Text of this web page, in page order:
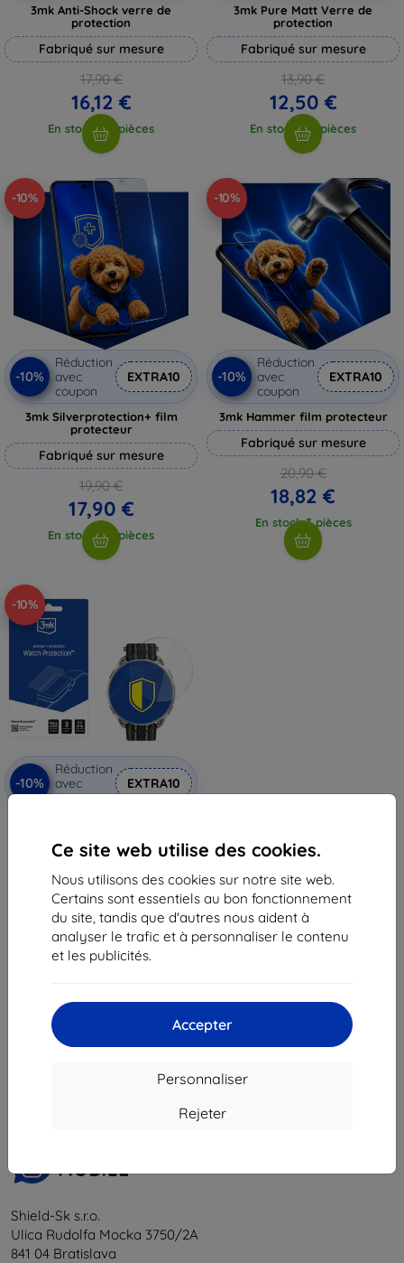
Ce site web utilise des cookies.
Nous utilisons des cookies sur notre site web.
Certains sont essentiels au bon fonctionnement
du site, tandis que d'autres nous aident à
analyser le trafic et à personnaliser le contenu
et les publicités.
Accepter
Personnaliser
Rejeter
3mk Anti-Shock verre de
protection
Fabriqué sur mesure
17,90 €
16,12 €
En stock > 5 pièces
3mk Pure Matt Verre de
protection
Fabriqué sur mesure
13,90 €
12,50 €
En stock > 5 pièces
-10%
-10%
Réduction
avec
coupon
EXTRA10
3mk Silverprotection+ film
protecteur
Fabriqué sur mesure
19,90 €
17,90 €
En stock > 5 pièces
-10%
-10%
Réduction
avec
coupon
EXTRA10
3mk Hammer film protecteur
Fabriqué sur mesure
20,90 €
18,82 €
En stock 3 pièces
-10%
-10%
Réduction
avec
coupon
EXTRA10
Cheetah 2 Ultra
10,72 €
En stock 2 pièces
du total
Shield-Sk s.r.o.
Ulica Rudolfa Mocka 3750/2A
841 04 Bratislava